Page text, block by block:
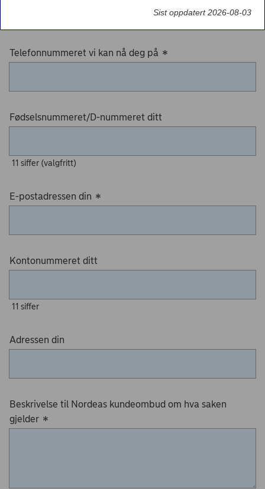
Telefonnummeret vi kan nå deg på *
Fødselsnummeret/D-nummeret ditt
11 siffer (valgfritt)
E-postadressen din *
Kontonummeret ditt
11 siffer
Adressen din
Beskrivelse til Nordeas kundeombud om hva saken
gjelder *
Sist oppdatert 2026-08-03